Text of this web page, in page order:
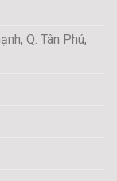
Q. Tân Phú,